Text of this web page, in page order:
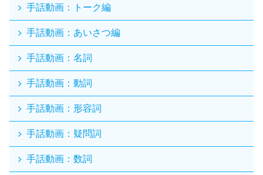
手話動画：トーク編
手話動画：あいさつ編
手話動画：名詞
手話動画：動詞
手話動画：形容詞
手話動画：疑問詞
手話動画：数詞